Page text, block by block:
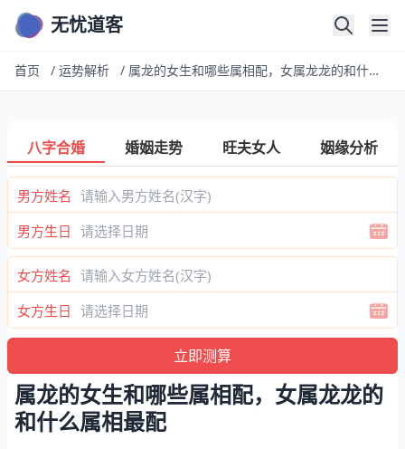
无忧道客
首页 / 运势解析 / 属龙的女生和哪些属相配，女属龙龙的和什么属相最配
八字合婚 婚姻走势 旺夫女人 姻缘分析
男方姓名
男方生日
女方姓名
女方生日
属龙的女生和哪些属相配，女属龙龙的
和什么属相最配